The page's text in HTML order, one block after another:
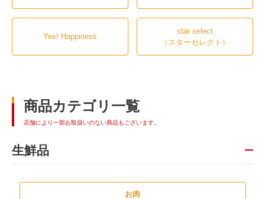
Yes! Happiness
star select
（スターセレクト）
商品カテゴリ一覧
店舗により一部お取扱いのない商品もございます。
生鮮品
お肉